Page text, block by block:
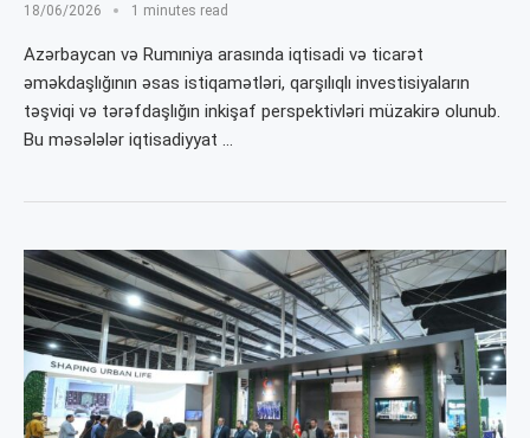
18/06/2026 1 minutes read
Azərbaycan və Rumıniya arasında iqtisadi və ticarət
əməkdaşlığının əsas istiqamətləri, qarşılıqlı investisiyaların
təşviqi və tərəfdaşlığın inkişaf perspektivləri müzakirə olunub.
Bu məsələlər iqtisadiyyat …